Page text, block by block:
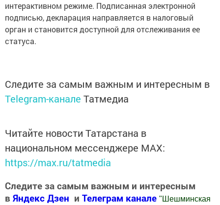
интерактивном режиме. Подписанная электронной
подписью, декларация направляется в налоговый
орган и становится доступной для отслеживания ее
статуса.
Следите за самым важным и интересным в
Telegram-канале Татмедиа
Читайте новости Татарстана в
национальном мессенджере MАХ:
https://max.ru/tatmedia
Следите за самым важным и интересным
в Яндекс Дзен и Телеграм канале " Шешминская